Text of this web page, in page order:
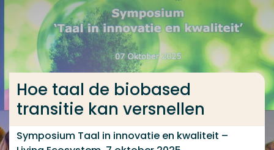
Ga direct naar de content
... > Hoe taal de biobased transitie kan versnellen
Hoe taal de biobased
transitie kan versnellen
Symposium Taal in innovatie en kwaliteit –
Veel gezocht
Opleiding
Contact